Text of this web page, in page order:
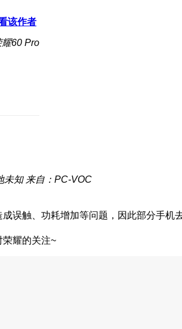
该作者
60 Pro
未知 来自：PC-VOC
误触、功耗增加等问题，因此部分手
荣耀的关注~